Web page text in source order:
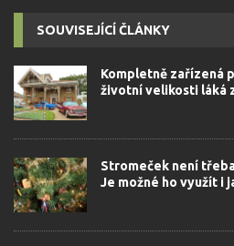
SOUVISEJÍCÍ ČLÁNKY
Kompletně zařízená
životní velikosti láká
Stromeček není
Je možné ho využít i